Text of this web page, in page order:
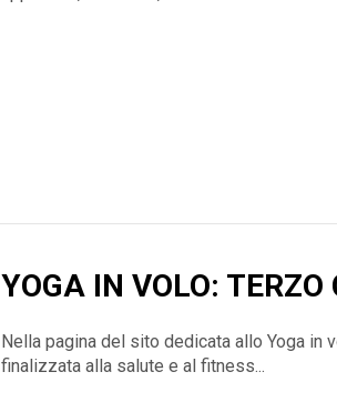
YOGA IN VOLO:
Nella pagina del sito dedicata allo Yoga in
finalizzata alla salute e al fitness...